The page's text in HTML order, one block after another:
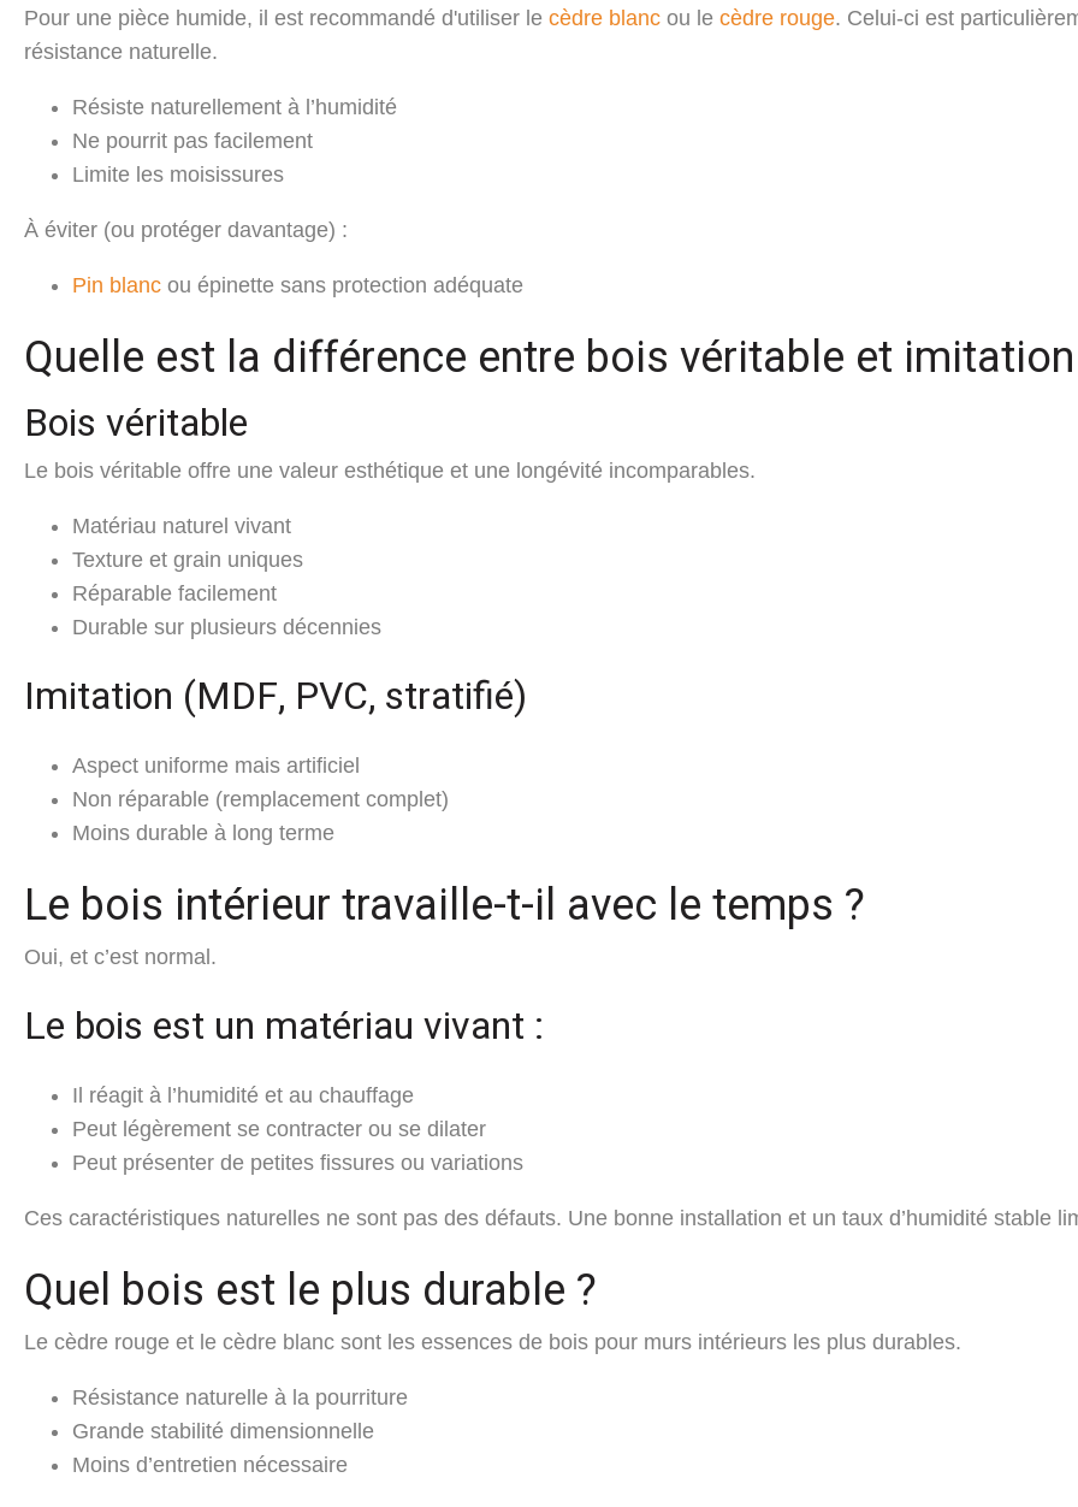
Pour une pièce humide, il est recommandé d'utiliser le cèdre blanc ou le cèdre rouge. Celui-ci est
résistance naturelle.
Résiste naturellement à l’humidité
Ne pourrit pas facilement
Limite les moisissures
À éviter (ou protéger davantage) :
Pin blanc ou épinette sans protection adéquate
Quelle est la différence entre bois véritable et
Bois véritable
Le bois véritable offre une valeur esthétique et une longévité incomparables.
Matériau naturel vivant
Texture et grain uniques
Réparable facilement
Durable sur plusieurs décennies
Imitation (MDF, PVC, stratifié)
Aspect uniforme mais artificiel
Non réparable (remplacement complet)
Moins durable à long terme
Le bois intérieur travaille-t-il avec le temps ?
Oui, et c’est normal.
Le bois est un matériau vivant :
Il réagit à l’humidité et au chauffage
Peut légèrement se contracter ou se dilater
Peut présenter de petites fissures ou variations
Ces caractéristiques naturelles ne sont pas des défauts. Une bonne installation et un taux d’humidité stable
Quel bois est le plus durable ?
Le cèdre rouge et le cèdre blanc sont les essences de bois pour murs intérieurs les plus durables.
Résistance naturelle à la pourriture
Grande stabilité dimensionnelle
Moins d’entretien nécessaire